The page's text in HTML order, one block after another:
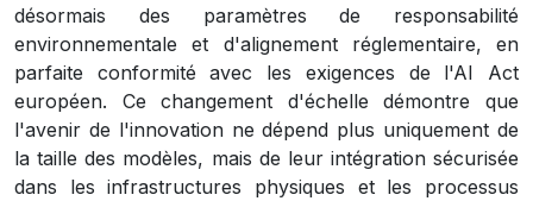
désormais des paramètres de responsabilité
environnementale et d'alignement réglementaire, en
parfaite conformité avec les exigences de l'AI Act
européen. Ce changement d'échelle démontre que
l'avenir de l'innovation ne dépend plus uniquement de
la taille des modèles, mais de leur intégration sécurisée
dans les infrastructures physiques et les processus